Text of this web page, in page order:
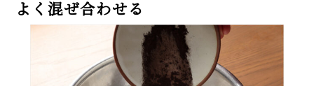
よく混ぜ合わせる